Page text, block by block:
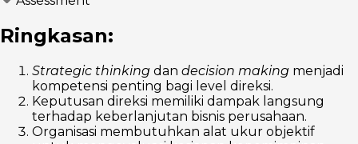
Ringkasan:
Strategic thinking dan decision making menjadi
kompetensi penting bagi level direksi.
Keputusan direksi memiliki dampak langsung
terhadap keberlanjutan bisnis perusahaan.
Organisasi membutuhkan alat ukur objektif